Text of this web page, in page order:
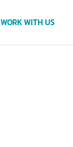
WORK WITH US